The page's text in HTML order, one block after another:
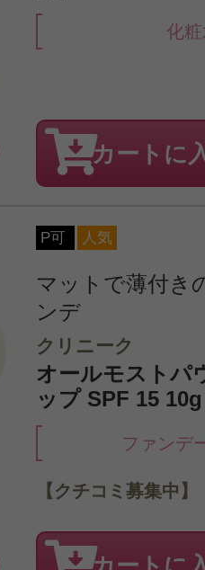
化
カートに
P可 人気
マットで薄付き
ンデ
クリニーク
オールモストパ
ップ SPF 15
ファンデ
【クチコミ募集中】